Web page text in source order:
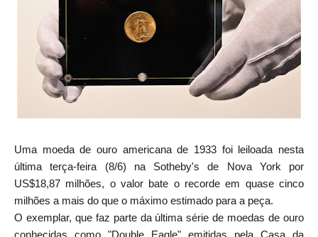
Uma moeda de ouro americana de 1933 foi leiloada nesta
última terça-feira (8/6) na Sotheby's de Nova York por
US$18,87 milhões, o valor bate o recorde em quase cinco
milhões a mais do que o máximo estimado para a peça.
O exemplar, que faz parte da última série de moedas de ouro